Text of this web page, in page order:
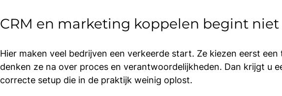
CRM en marketing koppelen begint
Hier maken veel bedrijven een verkeerde start. Ze kiezen eerst een
denken ze na over proces en verantwoordelijkheden. Dan krijgt u
correcte setup die in de praktijk weinig oplost.